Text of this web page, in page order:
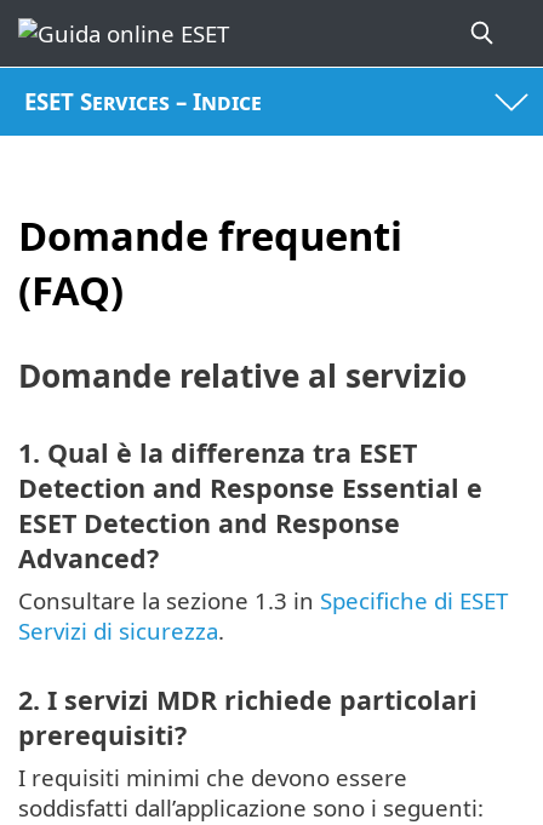
ESET Services – Indice
Domande frequenti
(FAQ)
Domande relative al servizio
1. Qual è la differenza tra ESET
Detection and Response Essential e
ESET Detection and Response
Advanced?
Consultare la sezione 1.3 in Specifiche di ESET
Servizi di sicurezza.
2. I servizi MDR richiede particolari
prerequisiti?
I requisiti minimi che devono essere
soddisfatti dall’applicazione sono i seguenti: